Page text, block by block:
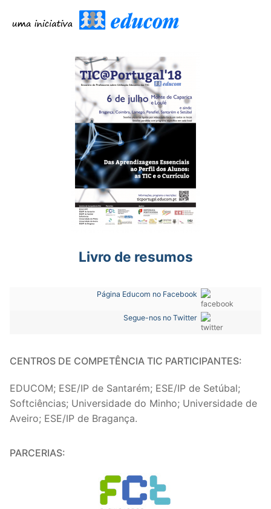
Livro de resumos
Página Educom no Facebook
Segue-nos no Twitter
CENTROS DE COMPETÊNCIA TIC PARTICIPANTES:
EDUCOM; ESE/IP de Santarém; ESE/IP de Setúbal;
Softciências; Universidade do Minho; Universidade de
Aveiro; ESE/IP de Bragança.
PARCERIAS: